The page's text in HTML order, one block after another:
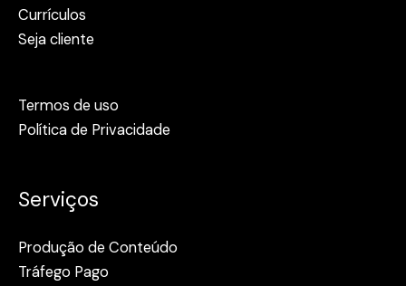
Currículos
Seja cliente
Termos de uso
Política de Privacidade
Serviços
Produção de Conteúdo
Tráfego Pago